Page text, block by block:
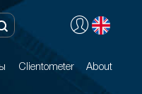
Clientometer About
Clientometer About